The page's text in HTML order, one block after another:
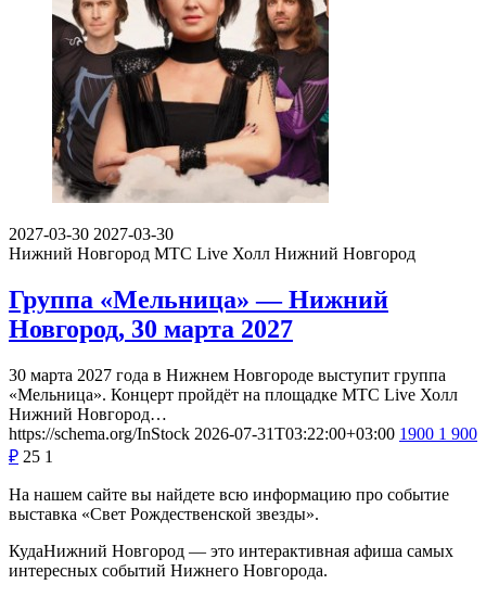
2027-03-30 2027-03-30
Нижний Новгород МТС Live Холл Нижний Новгород
Группа «Мельница» — Нижний
Новгород, 30 марта 2027
30 марта 2027 года в Нижнем Новгороде выступит группа
«Мельница». Концерт пройдёт на площадке МТС Live Холл
Нижний Новгород…
https://schema.org/InStock 2026-07-31T03:22:00+03:00 1900 1 900
₽ 25 1
На нашем сайте вы найдете всю информацию про событие
выставка «Свет Рождественской звезды».
КудаНижний Новгород — это интерактивная афиша самых
интересных событий Нижнего Новгорода.